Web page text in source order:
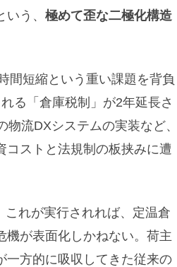
う、 極めて歪な二極化構造
間短縮という重い課題を背負
る「倉庫税制」が2年延長さ
流DXシステムの実装など、
コストと法規制の板挟みに遭
れが実行されれば、定温倉
機が表面化しかねない。荷主
一方的に吸収してきた従来の